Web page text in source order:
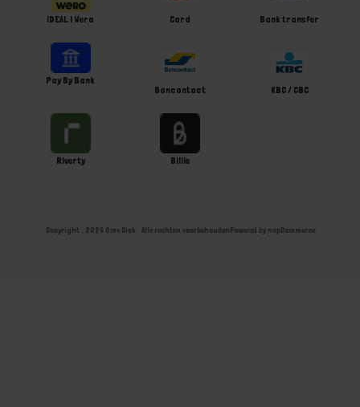
iDEAL | Wero Card Bank transfer
Pay By Bank
Bancontact
KBC / CBC
Riverty Billie
Copyright ; 2026 Ome Dick . Alle rechten voorbehoudenPowered by nopCommerce